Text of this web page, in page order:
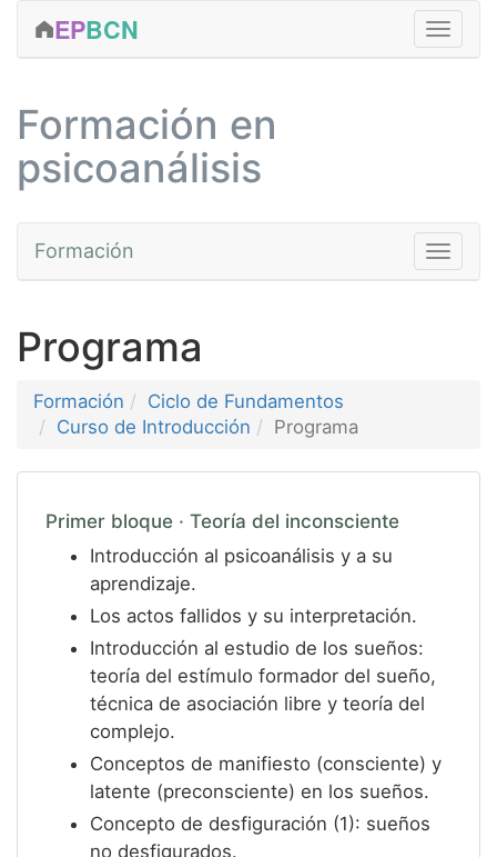
EPBCN
CLÍNICA
ACTIVIDADES
SERVICIOS
CONTACTAR
MÁS...
Formación en
psicoanálisis
Toggle
Formación
Fundamentos
Avanzada
Prácticas
Servicios
Noticias
Programa
Formación
Ciclo de Fundamentos
Curso de Introducción
Programa
Primer bloque · Teoría del inconsciente
Introducción al psicoanálisis y a su
aprendizaje.
Los actos fallidos y su interpretación.
Introducción al estudio de los sueños:
teoría del estímulo formador del sueño,
técnica de asociación libre y teoría del
complejo.
Conceptos de manifiesto (consciente) y
latente (preconsciente) en los sueños.
Concepto de desfiguración (1): sueños
no desfigurados.